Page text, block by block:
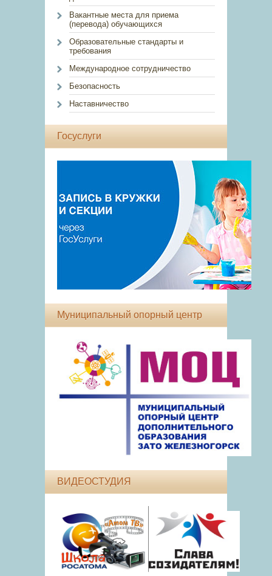
Вакантные места для приема
(перевода) обучающихся
Образовательные стандарты и
требования
Международное сотрудничество
Безопасность
Наставничество
Госуслуги
Муниципальный опорный центр
ВИДЕОСТУДИЯ